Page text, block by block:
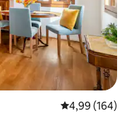
4,99 av 5 i
4,99 (164)